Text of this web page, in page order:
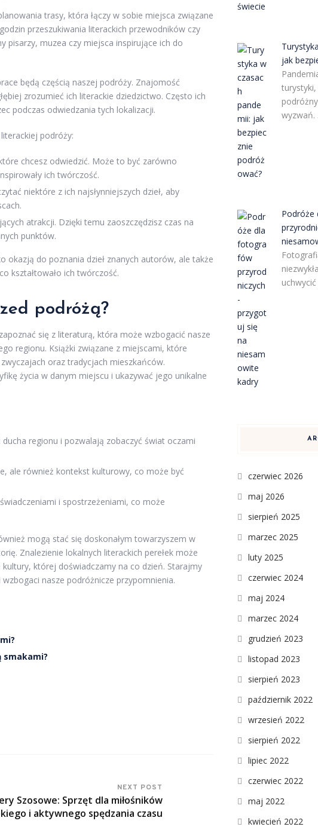
trasy, która łączy w sobie miejsca związane
przeszukiwania literackich przewodników czy
pisarzy, muzea czy miejsca inspirujące ich do
będą częścią naszej podróży. Znajomość
zrozumieć ich literackie dziedzictwo. Często ich
podczas odwiedzania tych lokalizacji.
podróży:
chcesz odwiedzić. Może to być zarówno
ich twórczość.
niektóre z ich najsłynniejszych dzieł, aby
atrakcji. Dzięki temu zaoszczędzisz czas na
punktów.
do poznania dzieł znanych autorów, ale także
kształtowało ich twórczość.
podróżą?
się z literaturą, która może wzbogacić nasze
regionu. Książki związane z miejscami, które
oraz tradycjach mieszkańców.
życia w danym miejscu i ukazywać jego unikalne
regionu i pozwalają zobaczyć świat oczami
ale również kontekst kulturowy, co może być
i spostrzeżeniami, co może
mogą stać się doskonałym towarzyszem w
Znalezienie lokalnych literackich perełek może
której doświadczamy na co dzień. Starajmy
nasze podróżnicze przypomnienia.
smakami?
NEXT POST
Szosowe: Sprzęt dla miłośników
i aktywnego spędzania czasu
jak
wyzwań.
czerwiec 2026
maj 2026
sierpień 2025
marzec 2025
luty 2025
czerwiec 2024
maj 2024
marzec 2024
grudzień 2023
listopad 2023
sierpień 2023
październik 2022
wrzesień 2022
sierpień 2022
lipiec 2022
czerwiec 2022
maj 2022
kwiecień 2022